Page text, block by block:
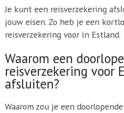
Je kunt een reisverzekering
jouw eisen. Zo heb je een
reisverzekering voor in Estland.
Waarom een
reisverzekering voor
afsluiten?
Waarom zou je een